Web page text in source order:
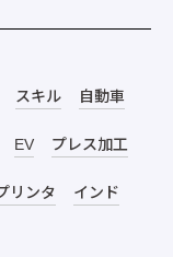
スキル 自動車
EV プレス加工
リンタ インド